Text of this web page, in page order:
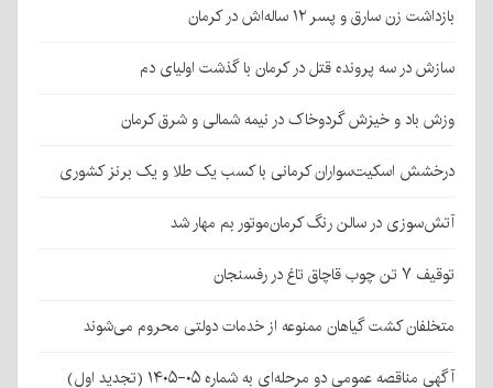
بازداشت زن سارق و پسر ۱۲ ساله‌اش در کرمان
سازش در سه پرونده قتل در کرمان با گذشت اولیای دم
وزش باد و خیزش گردوخاک در نیمه شمالی و شرق کرمان
درخشش اسکیت‌سواران کرمانی با کسب یک طلا و یک برنز کشوری
آتش‌سوزی در سالن رنگ کرمان‌موتور بم مهار شد
توقیف ۷ تن چوب قاچاق تاغ در رفسنجان
متخلفان کشت گیاهان ممنوعه از خدمات دولتی محروم می‌شوند
آگهی مناقصه عمومی دو مرحله‌ای به شماره ۰۵-۱۴۰۵ (تجدید اول)